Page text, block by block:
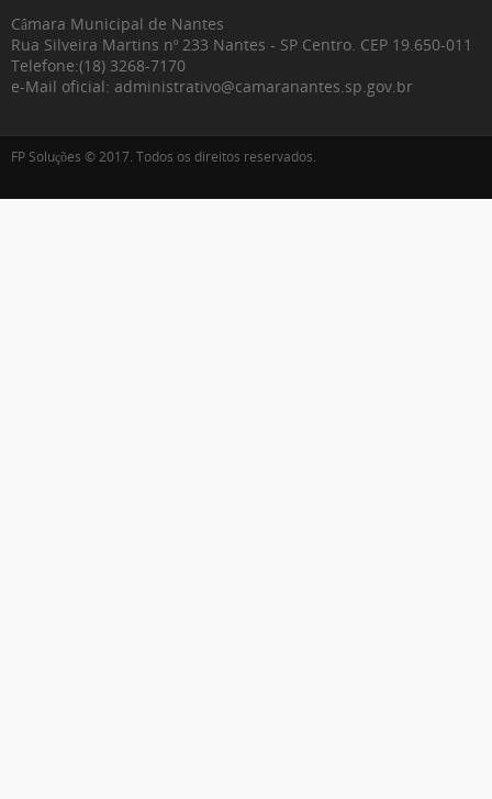
Câmara Municipal de Nantes
Rua Silveira Martins nº 233 Nantes - SP Centro. CEP 19.650-011
Telefone:(18) 3268-7170
e-Mail oficial: administrativo@camaranantes.sp.gov.br
FP Soluções © 2017. Todos os direitos reservados.